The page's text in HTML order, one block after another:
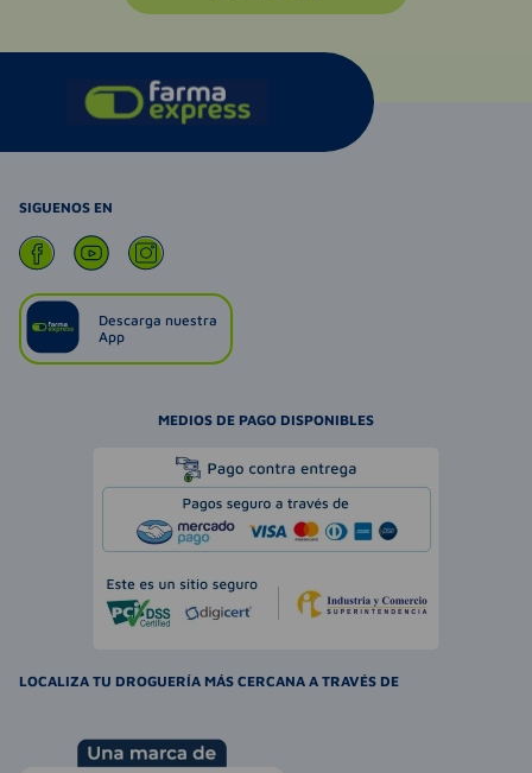
SIGUENOS EN
Descarga nuestra
App
MEDIOS DE PAGO DISPONIBLES
LOCALIZA TU DROGUERÍA MÁS CERCANA A TRAVÉS DE